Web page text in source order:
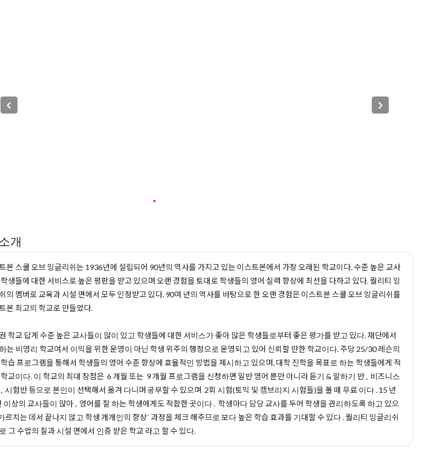
개
본 스쿨 오브 잉글리쉬는 1936년에 설립되어 90년의 역사를 가지고 있는 이스트본에서 가장 오래된 학교이다. 수준 높은 교사
생들에 대한 서비스로 높은 평판을 받고 있으며 오랜 경험을 토대로 학생들의 영어 실력 향상에 최선을 다하고 있다. 퀄리티 잉
의 멤버로 교육과 시설 면에서 모두 인정받고 있다. 90여 년의 역사를 바탕으로 한 오랜 경험은 이스트본 스쿨 오브 잉글리쉬를
본 최고의 학교로 만들었다.
학교 답게 수준 높은 교사들이 많이 있고 학생들에 대한 서비스가 좋아 많은 학생들로부터 좋은 평가를 받고 있다. 재단에서
는 비영리 학교여서 이익을 위한 운영이 아닌 학생 위주의 행정으로 운영되고 있어 신뢰할 만한 학교이다. 주당 25/30 레슨의
습 프로그램을 통해서 학생들의 영어 수준 향상에 효율적인 방법을 제시하고 있으며, 대학 진학을 목표로 하는 학생들에게 적
교이다. 이 학교의 최대 장점은 6 개월 또는 9 개월 프로그램을 신청하면 일반 영어 뿐만 아니라 듣기 & 말하기 반 , 비즈니스
시험반 등으로 본인이 선택해서 옮겨 다니며 공부할 수 있으며 2회 시험(토익 및 캠브리지 시험들)을 볼 때 무료 이다 . 15 년
이상의 교사들이 많아 , 영어를 잘 하는 학생에게도 적합한 곳이다 . 학생마다 담당 교사를 두어 학생을 관리하도록 하고 있으
르치는 데서 끝나지 않고 학생 개개인의 향상` 과정을 체크 해주므로 보다 높은 학습 효과를 기대할 수 있다 . 퀄리티 잉글리쉬
그 수업의 질과 시설 면에서 인증 받은 학교 라고 할 수 있다.